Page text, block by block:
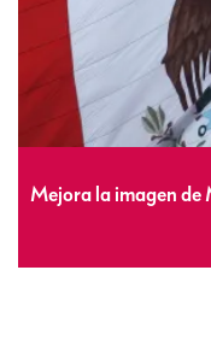
Mejora la imagen de